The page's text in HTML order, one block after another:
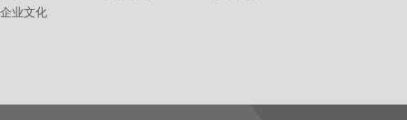
企业文化